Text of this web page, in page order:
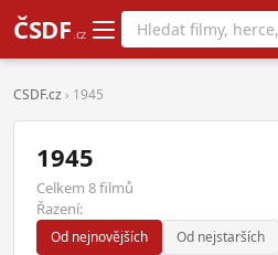
ČSDF .cz
CSDF.cz › 1945
1945
Celkem 8 filmů
Řazení:
Od nejnovějších Od nejstarších